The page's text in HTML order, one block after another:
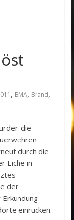
, BMA, Brand,
die
durch die
Eiche in
der
einrücken.